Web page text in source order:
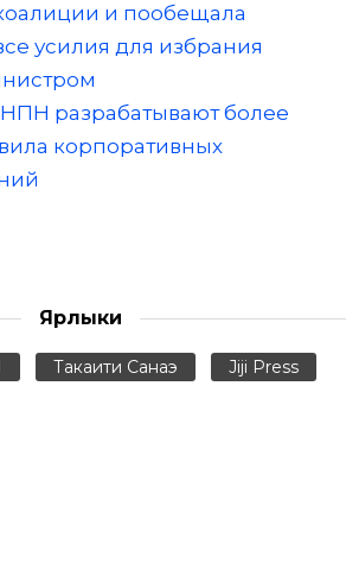
и пообещала
усилия для избрания
разрабатывают более
корпоративных
Ярлыки
Такаити Санаэ
Jiji Press